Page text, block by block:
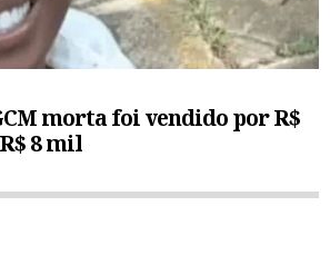
morta foi vendido por R$
8 mil